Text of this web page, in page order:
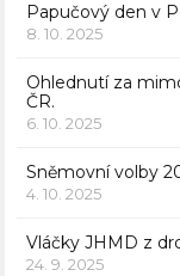
Papučový den v
8. 10. 2025
Ohlednutí za
ČR.
6. 10. 2025
Sněmovní volby
4. 10. 2025
Vláčky JHMD z
24. 9. 2025